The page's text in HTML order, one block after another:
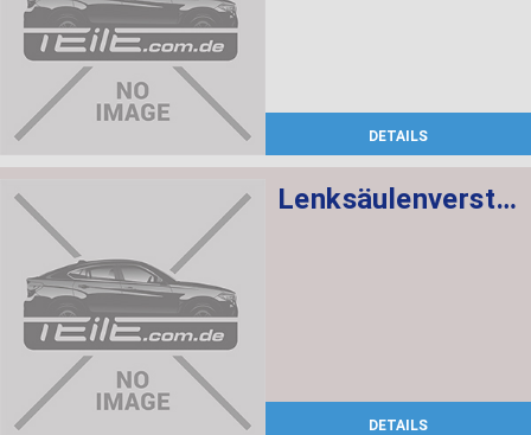
DETAILS
Lenksäulenverstellung mechanisch
DETAILS